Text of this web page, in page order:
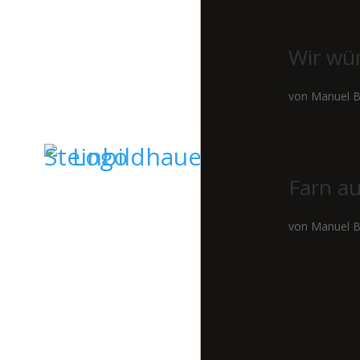
Wir
von Manuel
Farn
von Manuel